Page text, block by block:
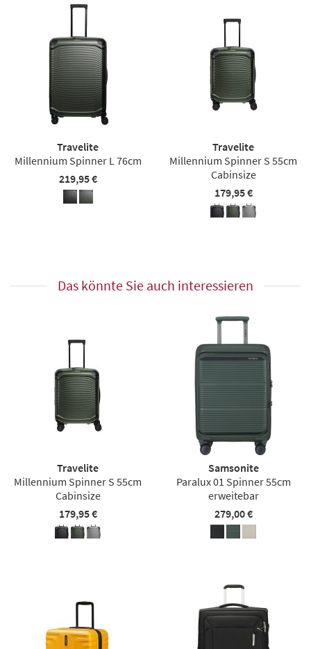
Travelite
Millennium Spinner L 76cm
219,95 €
Travelite
Millennium Spinner S 55cm
Cabinsize
179,95 €
Das könnte Sie auch interessieren
Travelite
Millennium Spinner S 55cm
Cabinsize
179,95 €
Samsonite
Paralux 01 Spinner 55cm
erweitebar
279,00 €